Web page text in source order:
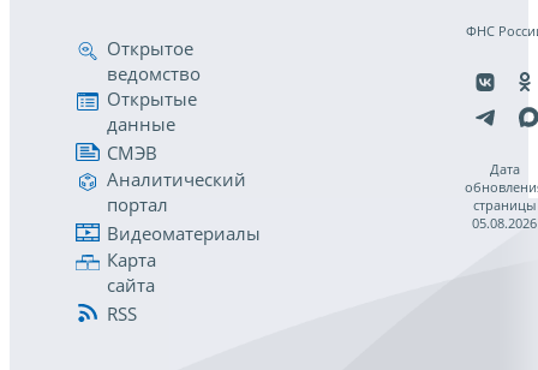
Открытое
ведомство
Открытые
данные
СМЭВ
Аналитический
портал
Видеоматериалы
Карта
сайта
RSS
ФНС
Дата
страницы
05.08.2026